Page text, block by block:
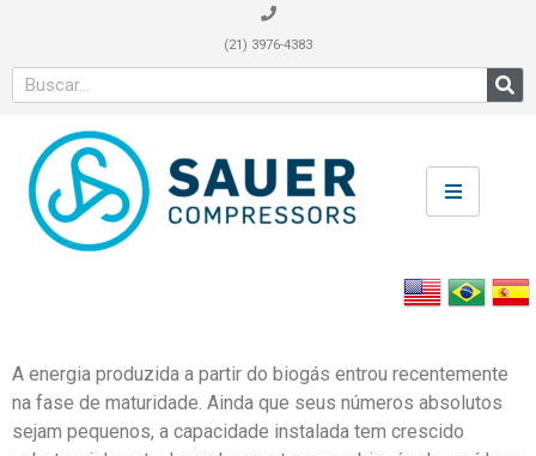
(21) 3976-4383
A energia produzida a partir do biogás entrou recentemente
na fase de maturidade. Ainda que seus números absolutos
sejam pequenos, a capacidade instalada tem crescido